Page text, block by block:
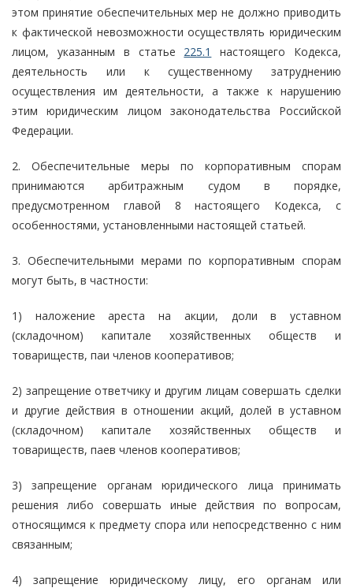
этом принятие обеспечительных мер не должно приводить
к фактической невозможности осуществлять юридическим
лицом, указанным в статье 225.1
настоящего Кодекса,
деятельность или к существенному затруднению
осуществления им деятельности, а также к нарушению
этим юридическим лицом законодательства Российской
Федерации.
2. Обеспечительные меры по корпоративным спорам
принимаются арбитражным судом в порядке,
предусмотренном главой 8 настоящего Кодекса, с
особенностями, установленными настоящей статьей.
3. Обеспечительными мерами по корпоративным спорам
могут быть, в частности:
1) наложение ареста на акции, доли в уставном
(складочном) капитале хозяйственных обществ и
товариществ, паи членов кооперативов;
2) запрещение ответчику и другим лицам совершать сделки
и другие действия в отношении акций, долей в уставном
(складочном) капитале хозяйственных обществ и
товариществ, паев членов кооперативов;
3) запрещение органам юридического лица принимать
решения либо совершать иные действия по вопросам,
относящимся к предмету спора или непосредственно с ним
связанным;
4) запрещение юридическому лицу, его органам или